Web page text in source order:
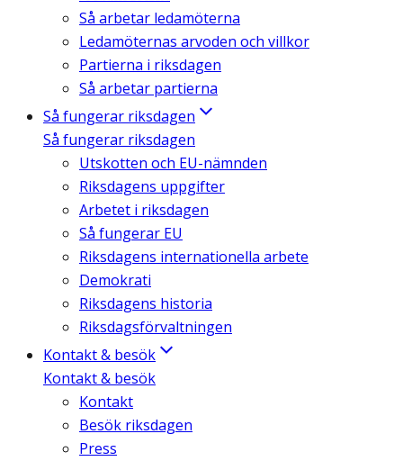
Så arbetar ledamöterna
Ledamöternas arvoden och villkor
Partierna i riksdagen
Så arbetar partierna
Så fungerar riksdagen
Så fungerar riksdagen
Utskotten och EU-nämnden
Riksdagens uppgifter
Arbetet i riksdagen
Så fungerar EU
Riksdagens internationella arbete
Demokrati
Riksdagens historia
Riksdagsförvaltningen
Kontakt & besök
Kontakt & besök
Kontakt
Besök riksdagen
Press